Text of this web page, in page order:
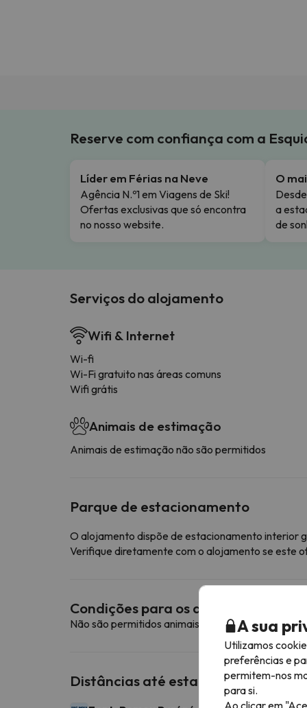
Reserve com confiança com a
Líder em Férias na Neve
Agência N.º1 em Viagens de Ski!
Ofertas exclusivas que só encontra
no nosso website.
O
a
de
Serviços do alojamento
Wifi & Internet
Wi-fi
Wi-Fi gratuito nas áreas comuns
Wifi grátis
Animais de estimação
Animais de estimação não são permitidos
Parque de estacionamento
O alojamento dispõe de estacionamento interior
Verifique diretamente com o alojamento se este
Condições para os animais de
Não são permitidos animais de estimação neste
Distâncias até estações de esqui
A sua
Utilizamos
preferências e
permitem-nos
para si.
Ao clicar em